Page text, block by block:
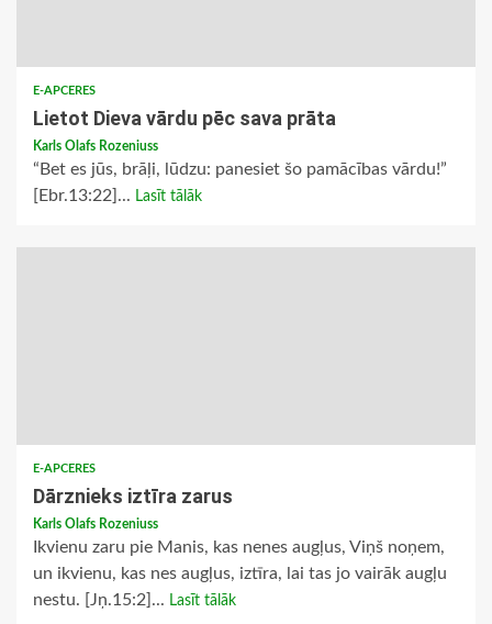
E-APCERES
Lietot Dieva vārdu pēc sava prāta
Karls Olafs Rozeniuss
“Bet es jūs, brāļi, lūdzu: panesiet šo pamācības vārdu!”
[Ebr.13:22]... Lasīt tālāk
E-APCERES
Dārznieks iztīra zarus
Karls Olafs Rozeniuss
Ikvienu zaru pie Manis, kas nenes augļus, Viņš noņem,
un ikvienu, kas nes augļus, iztīra, lai tas jo vairāk augļu
nestu. [Jņ.15:2]... Lasīt tālāk